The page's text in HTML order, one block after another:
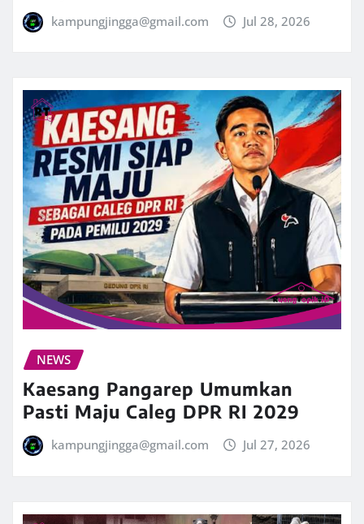
kampungjingga@gmail.com Jul 28, 2026
NEWS
Kaesang Pangarep Umumkan
Pasti Maju Caleg DPR RI 2029
kampungjingga@gmail.com Jul 27, 2026